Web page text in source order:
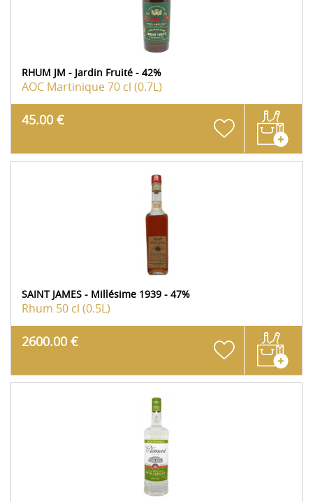
RHUM JM - Jardin Fruité - 42%
AOC Martinique70 cl (0.7L)
45.00 €
SAINT JAMES - Millésime 1939 - 47%
Rhum 50 cl (0.5L)
2600.00 €